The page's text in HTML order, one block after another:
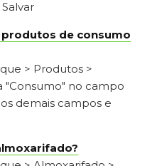
de consumo
> Produtos >
"Consumo" no campo
demais campos e